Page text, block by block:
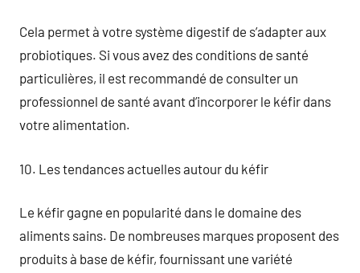
Cela permet à votre système digestif de s’adapter aux
probiotiques. Si vous avez des conditions de santé
particulières, il est recommandé de consulter un
professionnel de santé avant d’incorporer le kéfir dans
votre alimentation.
10. Les tendances actuelles autour du kéfir
Le kéfir gagne en popularité dans le domaine des
aliments sains. De nombreuses marques proposent des
produits à base de kéfir, fournissant une variété